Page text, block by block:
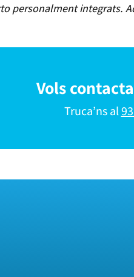
personalment integrats.
Vols
Truca’ns al